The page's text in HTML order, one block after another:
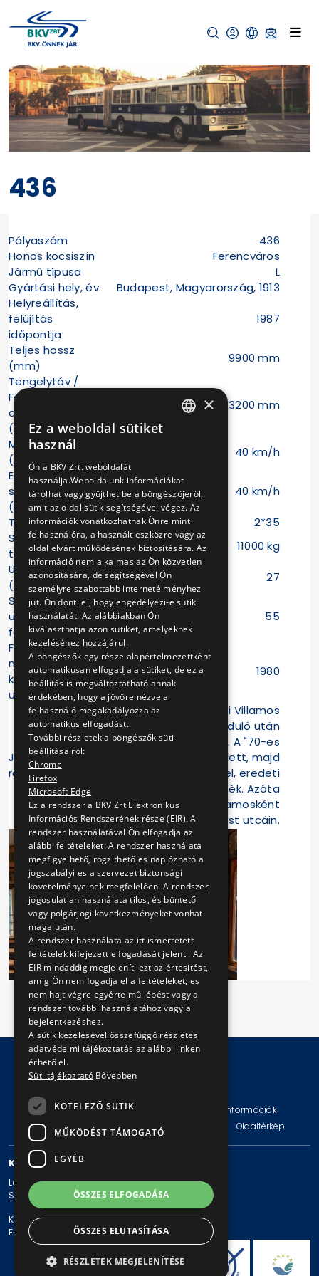
436
Pályaszám
436
Honos kocsiszín
Ferencváros
Jármű típusa
L
Gyártási hely, év
Budapest, Magyarország, 1913
Helyreállítás,
felújítás
időpontja
1987
Teljes hossz
(mm)
9900 mm
Tengelytáv /
Forgóváz
csaptávolság
(mm)
3200 mm
Max sebesség
(km/h)
40 km/h
Engedélyezett
sebesség
(km/h)
40 km/h
Teljesítmény (LE)
2*35
Szolgálati
tömeg (kg)
11000 kg
Ülőhelyek száma
(fő)
27
Szállítható
utasok száma (5
fő/m2)
55
Forgalomban
mikor
közlekedett
utoljára
1980
Jellegzetessége,
rövid története
A Budapest Városi Villamos
Vasúthoz a századforduló után
került a motorkocsi. A "70-es
évek végéig közlekedett, majd
1987-ben újították fel, eredeti
színűre festették. Azóta
nosztalgia-villamosként
közlekedik Budapest utcáin.
Impresszum Jogi nyilatkozat
Technikai információk
Adatvédelmi politika és tájékoztatások
Oldaltérkép
KAPCSOLAT
Levelezési cím: 1980 Budapest, Pf. 11.
Székhely: 1980 Budapest, Akácfa u. 15.
Központi telefonszám: + 36 1 461-65-00
E-mail cím: bkv@bkv.hu
×
Ez a weboldal sütiket
használ
Ön a BKV Zrt. weboldalát
használja.Weboldalunk információkat
tárolhat vagy gyűjthet be a böngészőjéről,
amit az oldal sütik segítségével végez. Az
információk vonatkozhatnak Önre mint
felhasználóra, a használt eszközre vagy az
oldal elvárt működésének biztosítására. Az
információ nem alkalmas az Ön közvetlen
azonosítására, de segítségével Ön
személyre szabottabb internetélményhez
jut. Ön dönti el, hogy engedélyezi-e sütik
használatát. Az alábbiakban Ön
kiválaszthatja azon sütiket, amelyeknek
kezeléséhez hozzájárul.
A böngészők egy része alapértelmezettként
automatikusan elfogadja a sütiket, de ez a
beállítás is megváltoztatható annak
érdekében, hogy a jövőre nézve a
felhasználó megakadályozza az
automatikus elfogadást.
További részletek a böngészők süti
beállításairól:
Chrome
Firefox
Microsoft Edge
Ez a rendszer a BKV Zrt Elektronikus
Információs Rendszerének része (EIR). A
rendszer használatával Ön elfogadja az
alábbi feltételeket: A rendszer használata
megfigyelhető, rögzithető es naplózható a
jogszabályi es a szervezet biztonsági
követelményeinek megfelelően. A rendszer
jogosulatlan használata tilos, és büntető
vagy polgárjogi következményeket vonhat
maga után.
A rendszer használata az itt ismertetett
feltételek kifejezett elfogadását jelenti. Az
EIR mindaddig megjeleníti ezt az értesitést,
amig Ön nem fogadja el a feltételeket, es
nem hajt végre egyértelmű lépést vagy a
rendszer további használatához vagy a
bejelentkezéshez.
A sütik kezelésével összefüggő részletes
adatvédelmi tájékoztatás az alábbi linken
érhető el.
Süti tájékoztató Bővebben
KÖTELEZŐ SÜTIK
MŰKÖDÉST TÁMOGATÓ
EGYÉB
ÖSSZES ELFOGADÁSA
ÖSSZES ELUTASÍTÁSA
RÉSZLETEK MEGJELENÍTÉSE